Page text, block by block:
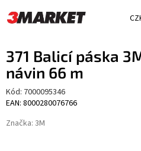
na
obsah
371 Balicí páska
návin 66 m
Kód: 7000095346
EAN: 8000280076766
Značka: 3M